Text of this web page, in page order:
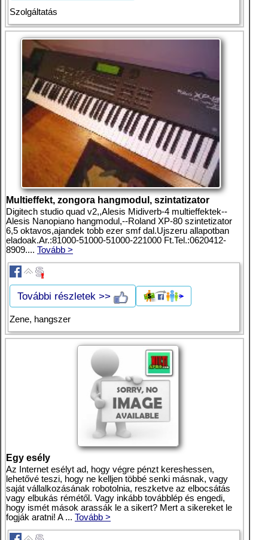
Szolgáltatás
Multieffekt, zongora hangmodul, szintatizator
Digitech studio quad v2,,Alesis Midiverb-4 multieffektek--
Alesis Nanopiano hangmodul,--Roland XP-80 szintetizator
6,5 oktavos,ajandek tobb ezer smf dal.Ujszeru allapotban
eladoak.Ar.:81000-51000-51000-221000 Ft.Tel.:0620412-
8909.... Tovább >
További részletek >>
Zene, hangszer
Egy esély
Az Internet esélyt ad, hogy végre pénzt kereshessen,
lehetővé teszi, hogy ne kelljen többé senki másnak, vagy
saját vállalkozásának robotolnia, reszketve az elbocsátás
vagy elbukás rémétől. Vagy inkább továbblép és engedi,
hogy ismét mások arassák le a sikert? Mert a sikereket le
fogják aratni! A ... Tovább >